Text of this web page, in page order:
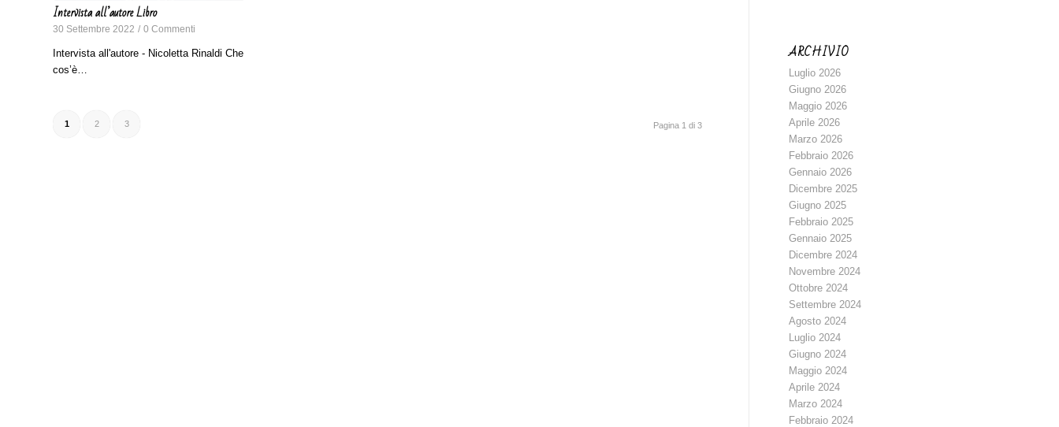
Intervista all’autore Libro
30 Settembre 2022 / 0 Commenti
Intervista all'autore - Nicoletta Rinaldi Che
cos’è…
Pagina 1 di 3
1 2 3
ARCHIVIO
Luglio 2026
Giugno 2026
Maggio 2026
Aprile 2026
Marzo 2026
Febbraio 2026
Gennaio 2026
Dicembre 2025
Giugno 2025
Febbraio 2025
Gennaio 2025
Dicembre 2024
Novembre 2024
Ottobre 2024
Settembre 2024
Agosto 2024
Luglio 2024
Giugno 2024
Maggio 2024
Aprile 2024
Marzo 2024
Febbraio 2024